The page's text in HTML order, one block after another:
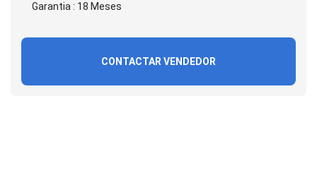
Garantia : 18 Meses
CONTACTAR VENDEDOR